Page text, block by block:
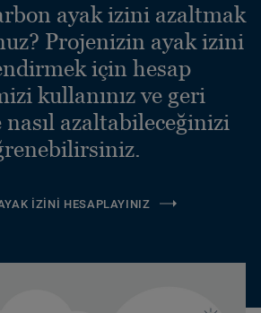
ayak izini azaltmak
Projenizin ayak izini
için hesap
kullanınız ve geri
azaltabileceğinizi
İZINI HESAPLAYINIZ